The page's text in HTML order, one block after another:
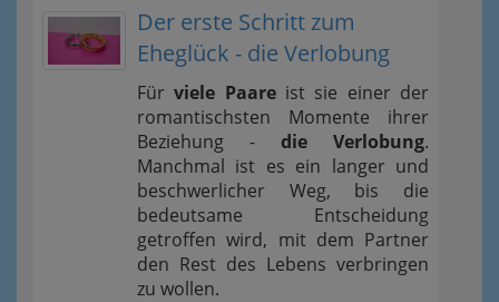
Der erste Schritt zum
Eheglück - die Verlobung
Fürviele Paareist sie einer der
romantischsten Momente ihrer
Beziehung - die Verlobung.
Manchmal ist es ein langer und
beschwerlicher Weg, bis die
bedeutsame Entscheidung
getroffen wird, mit dem Partner
den Rest des Lebens verbringen
zu wollen.